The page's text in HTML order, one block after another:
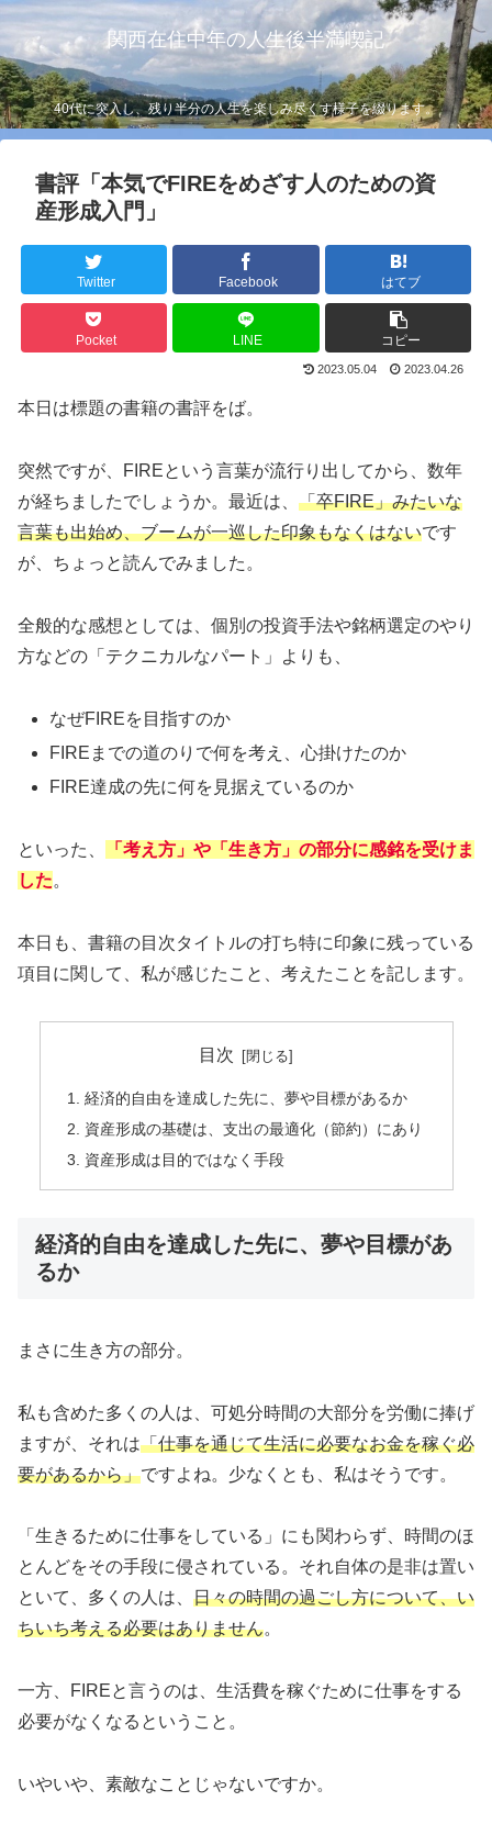
関西在住中年の人生後半満喫記
40代に突入し、残り半分の人生を楽しみ尽くす様子を綴ります。
書評「本気でFIREをめざす人のための資
産形成入門」
Twitter Facebook はてブ
Pocket LINE コピー
2023.05.04 2023.04.26
本日は標題の書籍の書評をば。
突然ですが、FIREという言葉が流行り出してから、数年
が経ちましたでしょうか。最近は、 「卒FIRE」みたいな
言葉も出始め、ブームが一巡した印象もなくはないです
が、ちょっと読んでみました。
全般的な感想としては、個別の投資手法や銘柄選定のやり
方などの「テクニカルなパート」よりも、
なぜFIREを目指すのか
FIREまでの道のりで何を考え、心掛けたのか
FIRE達成の先に何を見据えているのか
といった、 「考え方」や「生き方」 の部分に感銘を受けま
した。
本日も、書籍の目次タイトルの打ち特に印象に残っている
項目に関して、私が感じたこと、考えたことを記します。
目次
経済的自由を達成した先に、夢や目標があるか
資産形成の基礎は、支出の最適化（節約）にあり
資産形成は目的ではなく手段
経済的自由を達成した先に、夢や目標があ
るか
まさに生き方の部分。
私も含めた多くの人は、可処分時間の大部分を労働に捧げ
ますが、それは「仕事を通じて生活に必要なお金を稼ぐ必
要があるから」ですよね。少なくとも、私はそうです。
「生きるために仕事をしている」にも関わらず、時間のほ
とんどをその手段に侵されている。それ自体の是非は置い
といて、多くの人は、 日々の時間の過ごし方について、い
ちいち考える必要はありません。
一方、FIREと言うのは、生活費を稼ぐために仕事をする
必要がなくなるということ。
いやいや、素敵なことじゃないですか。